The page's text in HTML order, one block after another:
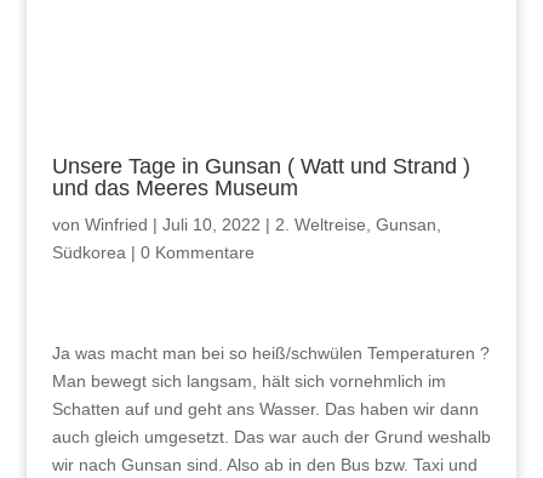
Unsere Tage in Gunsan ( Watt und Strand )
und das Meeres Museum
von Winfried | Juli 10, 2022 | 2. Weltreise Gunsan
Südkorea | 0 Kommentare
Ja was macht man bei so heiß/schwülen Temperaturen ?
Man bewegt sich langsam, hält sich vornehmlich im
Schatten auf und geht ans Wasser. Das haben wir dann
auch gleich umgesetzt. Das war auch der Grund weshalb
wir nach Gunsan sind. Also ab in den Bus bzw. Taxi und